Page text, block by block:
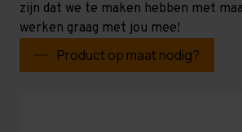
zijn dat we te maken hebben met
werken graag met jou mee!
Product op maat nodig?